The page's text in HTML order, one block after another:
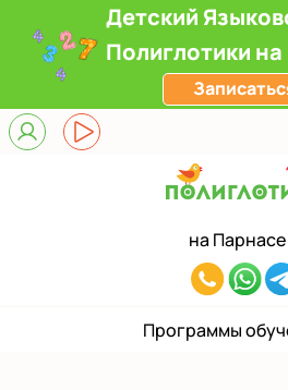
Детский
Полиглотики
на Парнасе
Выберите
ЖК Лондон
Приморский
8(812)660-
05
Программы